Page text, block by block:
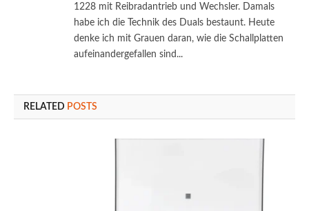
1228 mit Reibradantrieb und Wechsler. Damals
habe ich die Technik des Duals bestaunt. Heute
denke ich mit Grauen daran, wie die Schallplatten
aufeinandergefallen sind...
RELATED POSTS